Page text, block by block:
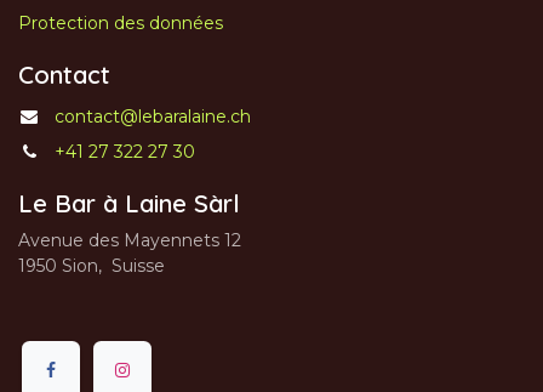
Protection des données
Contact
contact@lebaralaine.ch
+41 27 322 27 30
Le Bar à Laine Sàrl
Avenue des Mayennets 12
1950 Sion, Suisse